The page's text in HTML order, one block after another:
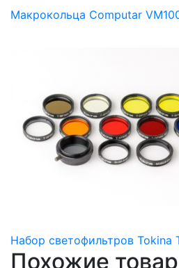
Макрокольца Computar
Набор светофильтров Tokina
Похожие